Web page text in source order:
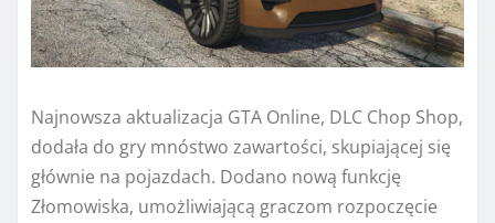
Najnowsza aktualizacja GTA Online, DLC Chop Shop,
dodała do gry mnóstwo zawartości, skupiającej się
głównie na pojazdach. Dodano nową funkcję
Złomowiska, umożliwiającą graczom rozpoczęcie